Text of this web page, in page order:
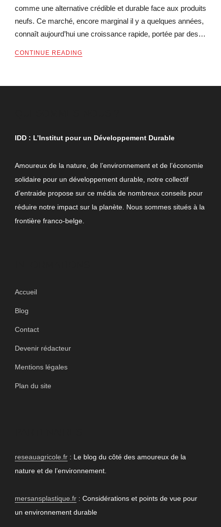
comme une alternative crédible et durable face aux produits
neufs. Ce marché, encore marginal il y a quelques années,
connaît aujourd’hui une croissance rapide, portée par des…
CONTINUE READING
IDD : L’Institut pour un Développement Durable
Amoureux de la nature, de l’environnement et de l’économie
solidaire pour un développement durable, notre collectif
d’entraide propose sur ce média de nombreux conseils pour
réduire notre impact sur la planète. Nous sommes situés à la
frontière franco-belge.
Accueil
Blog
Contact
Devenir rédacteur
Mentions légales
Plan du site
reseauagricole.fr : Le blog du côté des amoureux de la
nature et de l’environnement.
mersansplastique.fr : Considérations et points de vue pour
un environnement durable